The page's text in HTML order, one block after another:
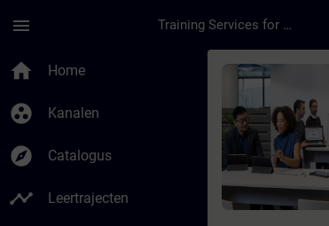
menu Training Services for Digital Industries
home Home
group_work Kanalen
explore Catalogus
timeline Leertrajecten
Cursus -